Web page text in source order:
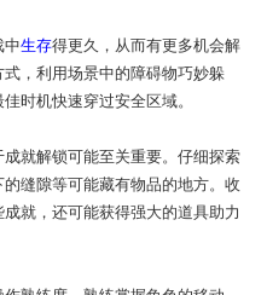
中生存得更久，从而有更多机会解
，利用场景中的障碍物巧妙躲
时机快速穿过安全区域。
就解锁可能至关重要。仔细探索
缝隙等可能藏有物品的地方。收
就，还可能获得强大的道具助力